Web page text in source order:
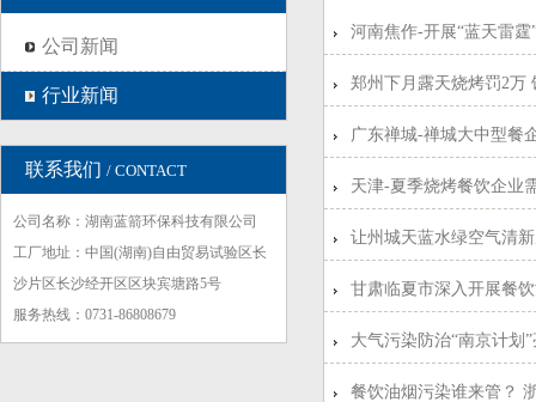
公司新闻
行业新闻
联系我们 / CONTACT
公司名称：湖南蓝箭环保科技有限公司
工厂地址：中国(湖南)自由贸易试验区长
沙片区长沙经开区区块宾塘路5号
服务热线：0731-86808679
河南焦作-开展“蓝天雷
郑州下月露天烧烤罚2万
广东禅城-禅城大中型餐
天津-夏季烧烤餐饮企业
让州城天蓝水绿空气清
甘肃临夏市深入开展餐
大气污染防治“南京计划
餐饮油烟污染谁来管？